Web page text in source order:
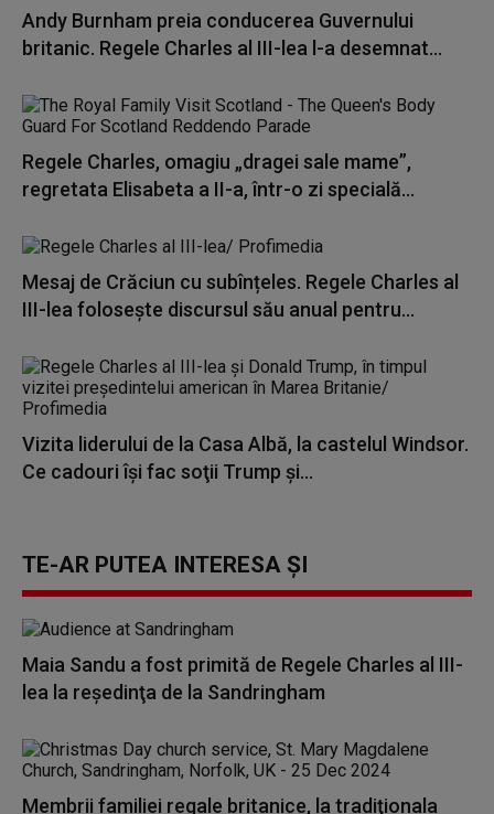
Andy Burnham preia conducerea Guvernului
britanic. Regele Charles al III-lea l-a desemnat...
Regele Charles, omagiu „dragei sale mame”,
regretata Elisabeta a II-a, într-o zi specială...
Mesaj de Crăciun cu subînțeles. Regele Charles al
III-lea folosește discursul său anual pentru...
Vizita liderului de la Casa Albă, la castelul Windsor.
Ce cadouri îşi fac soţii Trump şi...
TE-AR PUTEA INTERESA ȘI
Maia Sandu a fost primită de Regele Charles al III-
lea la reşedinţa de la Sandringham
Membrii familiei regale britanice, la tradiţionala